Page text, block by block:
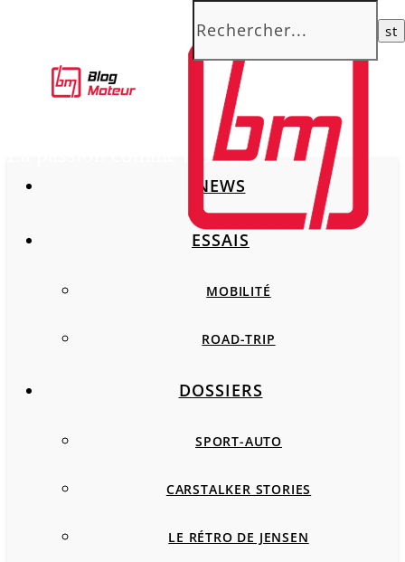
La passion comme moteur
NEWS
ESSAIS
MOBILITÉ
ROAD-TRIP
DOSSIERS
SPORT-AUTO
CARSTALKER STORIES
LE RÉTRO DE JENSEN